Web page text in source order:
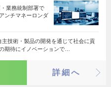
業務統制部署で
ンチマネーロンダ
技術・製品の開発を通じて社会に貢
期待にイノベーションで…
詳細へ